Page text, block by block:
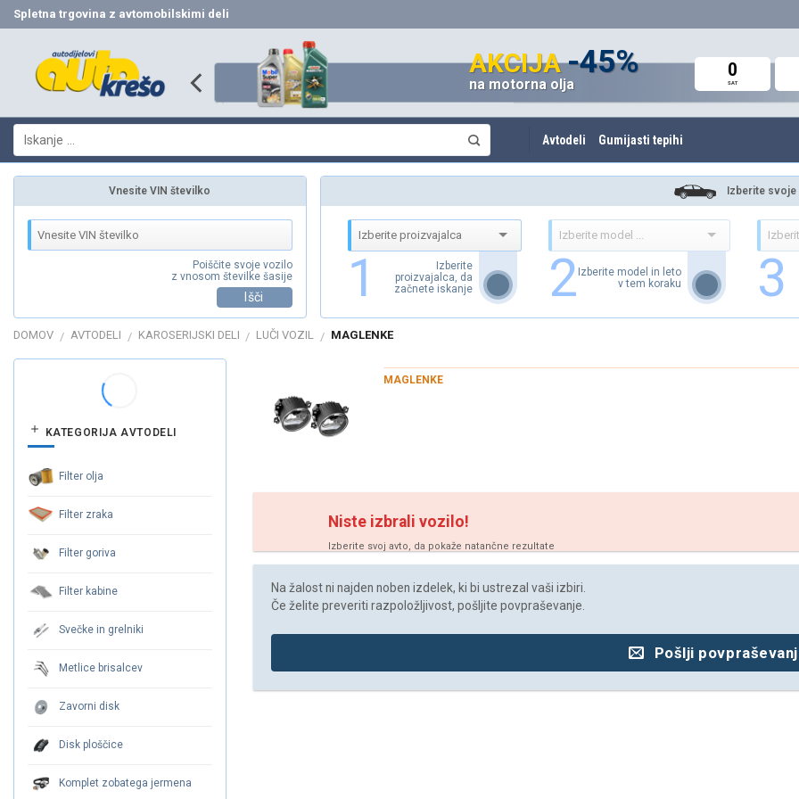
Skip
content
Spletna trgovina z avtomobilskimi deli
0
SAT
AKCIJAdo -42%
Amortizerji in vzmeti
0
SAT
AKCIJA-45%
na motorna olja
0
SAT
AKCIJAdo 60%
Avto deli in oprema
Išči:
Avtodeli Gumijasti tepihi
Vnesite VIN številko
Poiščite svoje vozilo
z vnosom številke šasije
Išči
Izberite
1
Izberite
proizvajalca, da
začnete iskanje
2 Izberite model in leto
v tem koraku
3
DOMOV / AVTODELI / KAROSERIJSKI DELI / LUČI VOZIL / MAGLENKE
KATEGORIJA AVTODELI
Filter olja
Filter zraka
Filter goriva
Filter kabine
Svečke in grelniki
Metlice brisalcev
Zavorni disk
Disk ploščice
Komplet zobatega jermena
MAGLENKE
Niste izbrali vozilo!
Izberite svoj avto, da pokaže natančne rezultate
Na žalost ni najden noben izdelek, ki bi ustrezal vaši izbiri.
Če želite preveriti razpoložljivost, pošljite povpraševanje.
Pošlji